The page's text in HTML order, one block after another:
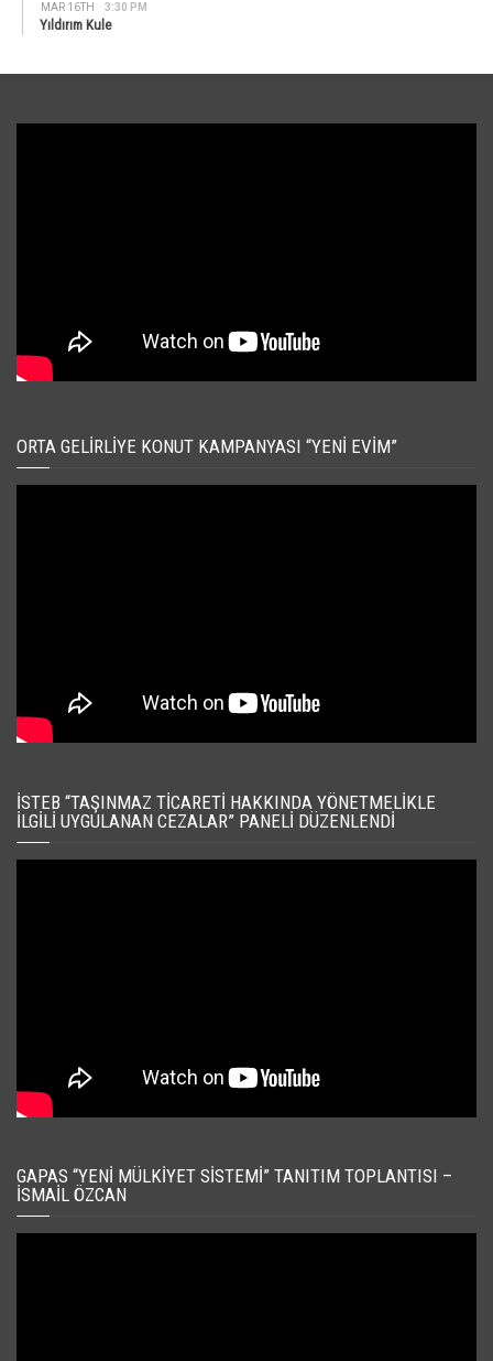
MAR 16TH 3:30 PM
Yıldırım Kule
ORTA GELIRLIYE KONUT KAMPANYASI “YENI EVIM”
İSTEB “TAŞINMAZ TICARETI HAKKINDA YÖNETMELIKLE
İLGILI UYGULANAN CEZALAR” PANELI DÜZENLENDI
GAPAS “YENI MÜLKIYET SISTEMI” TANITIM TOPLANTISI –
İSMAIL ÖZCAN